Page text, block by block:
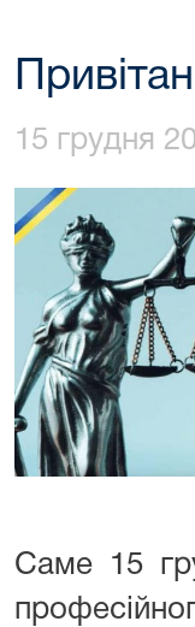
15 грудня
Саме 15